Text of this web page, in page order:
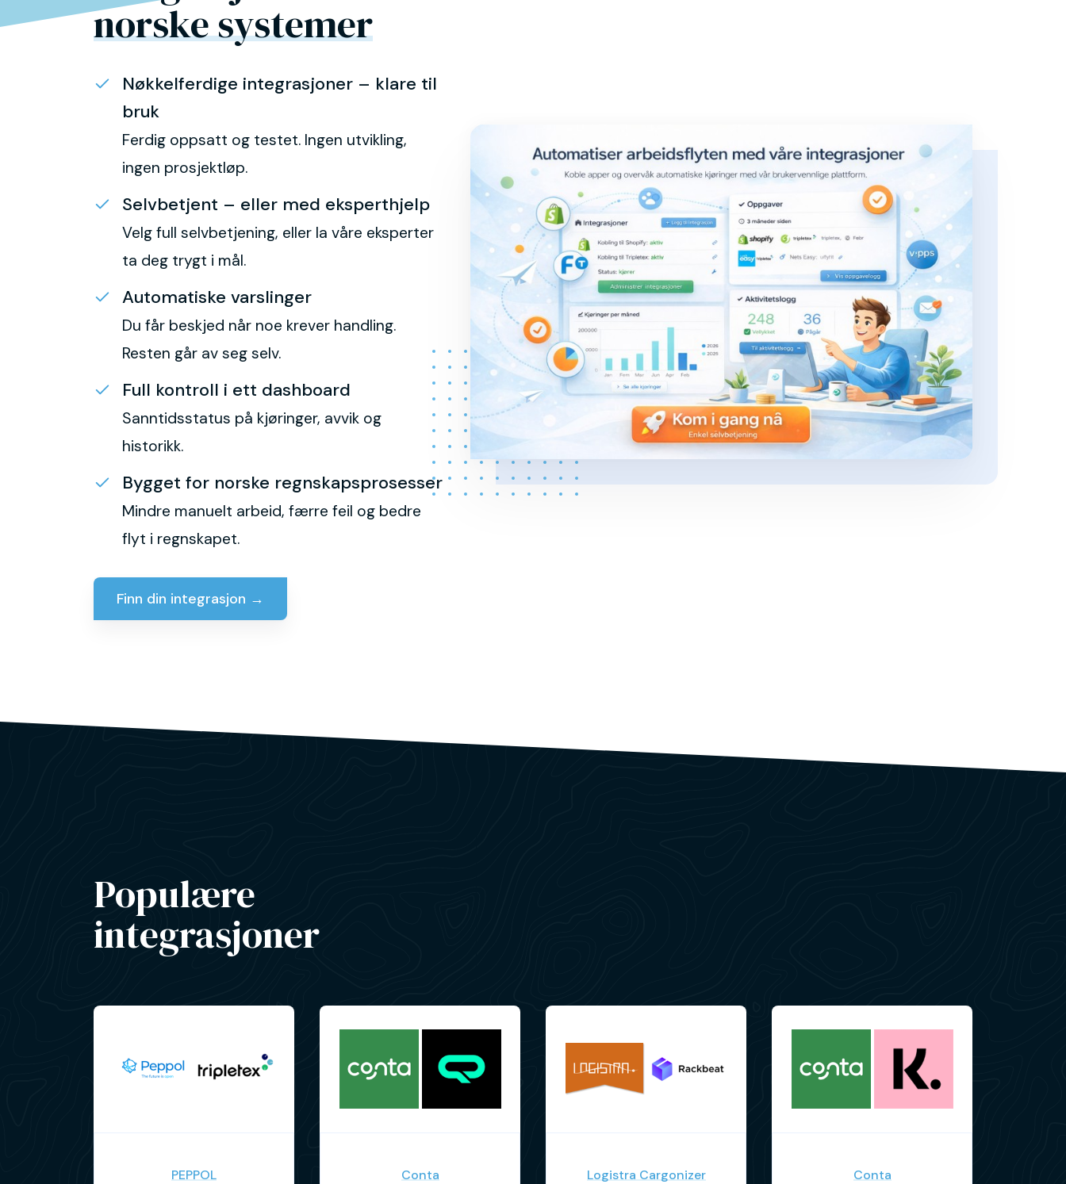
norske systemer
Nøkkelferdige integrasjoner – klare til
bruk
Ferdig oppsatt og testet. Ingen utvikling,
ingen prosjektløp.
Selvbetjent – eller med eksperthjelp
Velg full selvbetjening, eller la våre eksperter
ta deg trygt i mål.
Automatiske varslinger
Du får beskjed når noe krever handling.
Resten går av seg selv.
Full kontroll i ett dashboard
Sanntidsstatus på kjøringer, avvik og
historikk.
Bygget for norske regnskapsprosesser
Mindre manuelt arbeid, færre feil og bedre
flyt i regnskapet.
Finn din integrasjon →
Populære
integrasjoner
PEPPOL Conta Logistra Cargonizer Conta